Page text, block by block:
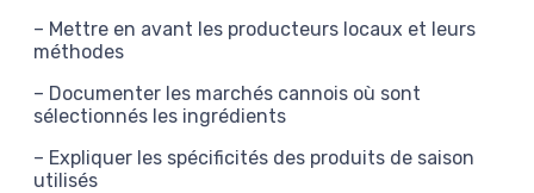
– Mettre en avant les producteurs locaux et leurs
méthodes
– Documenter les marchés cannois où sont
sélectionnés les ingrédients
– Expliquer les spécificités des produits de saison
utilisés